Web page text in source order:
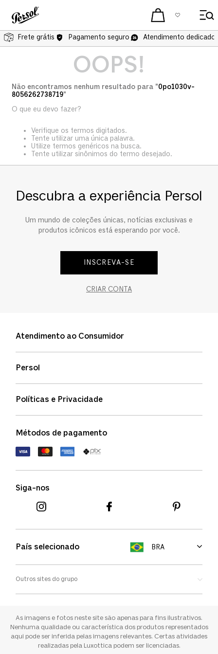
Frete grátis Pagamento seguro Atendimento dedicado
OOPS!
Não encontramos nenhum resultado para "0po1030v-
8056262738719"
O que eu devo fazer?
Verifique os termos digitados.
Tente utilizar uma única palavra.
Utilize termos genéricos na busca.
Tente utilizar sinônimos do termo desejado.
Descubra a experiência Persol
Um mundo de coleções únicas, notícias exclusivas e
produtos icônicos está esperando por você.
INSCREVA-SE
CRIAR CONTA
Atendimento ao Consumidor
Status de pedidos
Política de garantia
FAQs
Persol
Políticas e Privacidade
Política de devolução
Termos de uso
Métodos de pagamento
Siga-nos
País selecionado BRA
Outros sites do grupo
Ray-ban
Sunglass Hut
As imagens e fotos neste site são apenas para fins ilustrativos.
Nenhuma qualidade ou característica dos produtos representados
aqui pode ser inferida pelas imagens relevantes. Certas atividades
realizadas pela Luxottica podem ser licenciadas.